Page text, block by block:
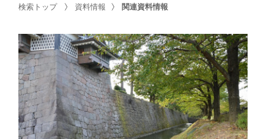
検索トップ 資料情報 関連資料情報